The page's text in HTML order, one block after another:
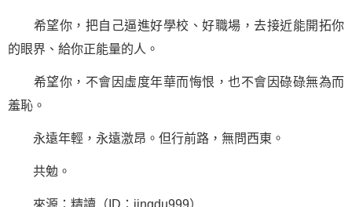
希望你，把自己逼進好學校、好職場，去接近能開拓你
的眼界、給你正能量的人。
希望你，不會因虛度年華而悔恨，也不會因碌碌無為而
羞恥。
永遠年輕，永遠激昂。但行前路，無問西東。
共勉。
來源：精讀（ID：jingdu999）